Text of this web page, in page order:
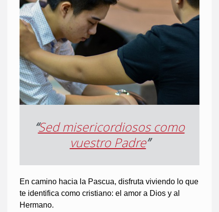
“Sed misericordiosos como
vuestro Padre”
En camino hacia la Pascua, disfruta viviendo lo que
te identifica como cristiano: el amor a Dios y al
Hermano.